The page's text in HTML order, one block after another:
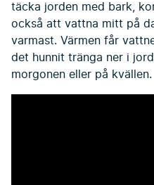
täcka jorden med bark,
också att vattna mitt på
varmast. Värmen får
det hunnit tränga ner i
morgonen eller på kvällen.